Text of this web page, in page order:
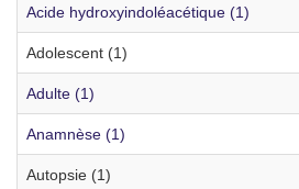
Acide hydroxyindoléacétique (1)
Adolescent (1)
Adulte (1)
Anamnèse (1)
Autopsie (1)